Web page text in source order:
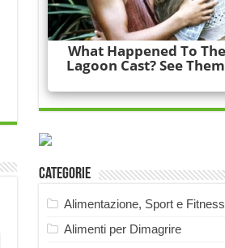
Categorie
Alimentazione, Sport e Fitness
Alimenti per Dimagrire